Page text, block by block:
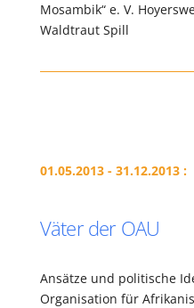
Mosambik“ e. V.
Waldtraut Spill
01.05.2013 - 31.12.2013 :
Väter der OAU
Ansätze und politische
Organisation für